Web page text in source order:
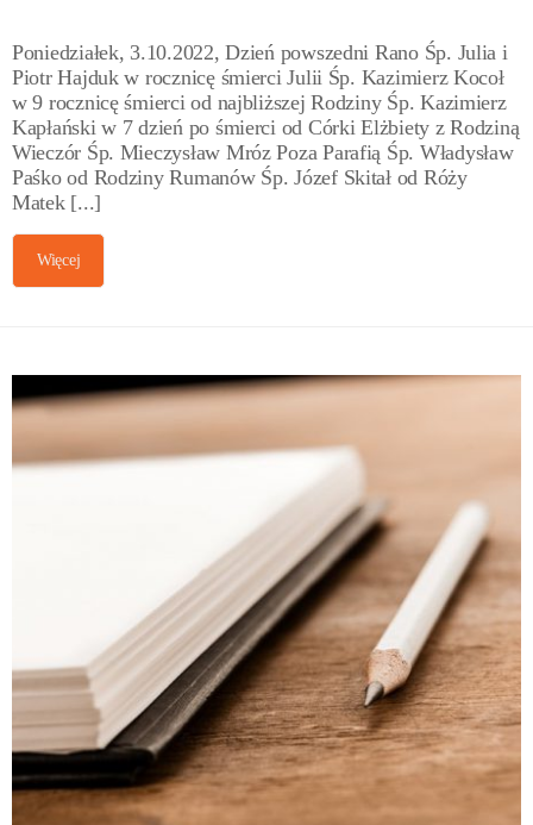
Poniedziałek, 3.10.2022, Dzień powszedni Rano Śp. Julia i
Piotr Hajduk w rocznicę śmierci Julii Śp. Kazimierz Kocoł
w 9 rocznicę śmierci od najbliższej Rodziny Śp. Kazimierz
Kapłański w 7 dzień po śmierci od Córki Elżbiety z Rodziną
Wieczór Śp. Mieczysław Mróz Poza Parafią Śp. Władysław
Paśko od Rodziny Rumanów Śp. Józef Skitał od Róży
Matek [...]
Więcej